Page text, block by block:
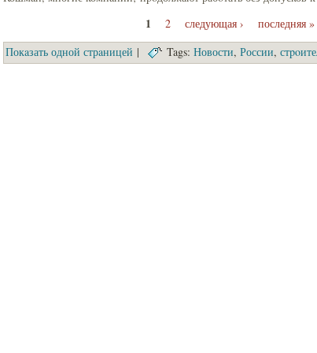
1 2 следующая ›
последняя »
Покaзать одной стрaницей | Tags: Новости, России,